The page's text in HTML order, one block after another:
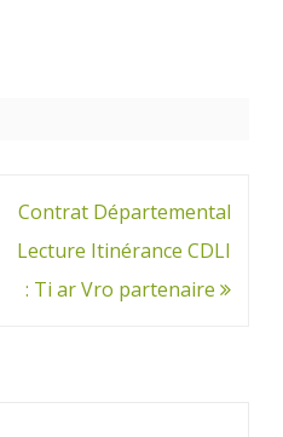
Contrat Départemental
Lecture Itinérance CDLI
: Ti ar Vro partenaire